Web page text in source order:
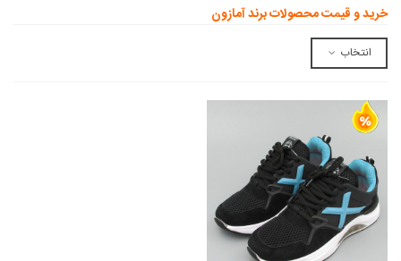
خرید و قیمت محصولات برند آمازون
انتخاب